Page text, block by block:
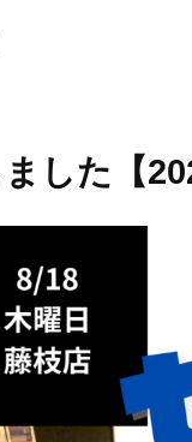
した【